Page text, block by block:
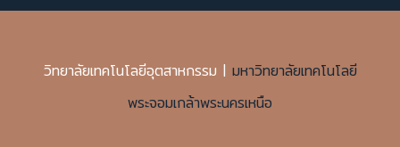
วิทยาลัยเทคโนโลยีอุตสาหกรรม | มหาวิทยาลัยเทคโนโลยี
พระจอมเกล้าพระนครเหนือ